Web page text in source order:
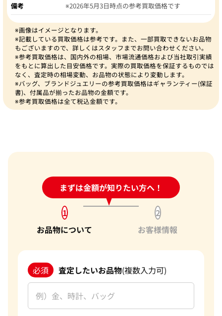
備考 ※2026年5月3日時点の参考買取価格です
※画像はイメージとなります。
※記載している買取価格は参考です。また、一部買取できないお品物
もございますので、詳しくはスタッフまでお問い合わせください。
※参考買取価格は、国内外の相場、市場流通価格および当社取引実績
をもとに算出した目安価格です。実際の買取価格を保証するものでは
なく、査定時の相場変動、お品物の状態により変動します。
※バッグ、ブランドジュエリーの参考買取価格はギャランティー(保証
書)、付属品が揃ったお品物の金額です。
※参考買取価格は全て税込金額です。
まずは金額が知りたい方へ！
24時間受付中!問い合わせフォーム
1
お品物について
2
お客様情報
必須 査定したいお品物(複数入力可)